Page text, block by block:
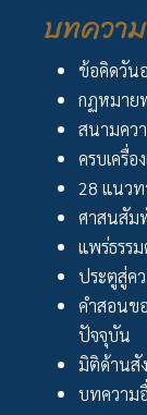
บทควา
ข้อคิดวัน
กฏหมาย
สนามคว
ครบเครื่อ
28 แนวท
ศาสนสัม
แพร่ธรร
ประตูสู่ค
คำสอนข
ปัจจุบัน
มิติด้านสั
บทความ